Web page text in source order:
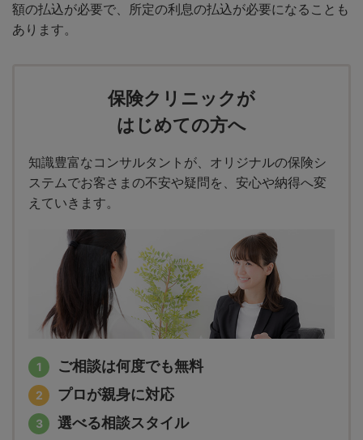
額の払込が必要で、所定の利息の払込が必要になることも
あります。
保険クリニックが
はじめての方へ
知識豊富なコンサルタントが、オリジナルの保険シ
ステムでお客さまの不安や疑問を、安心や納得へ変
えていきます。
ご相談は何度でも無料
プロが親身に対応
選べる相談スタイル